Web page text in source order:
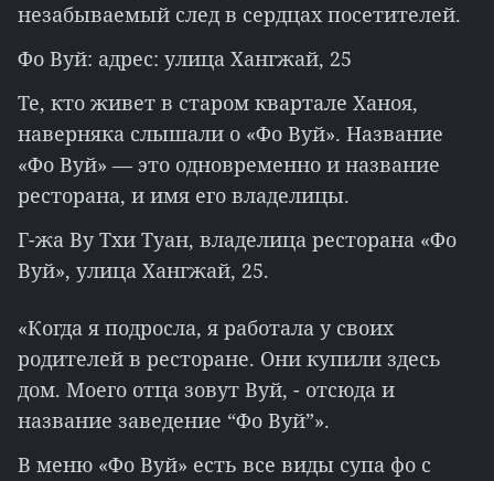
незабываемый след в сердцах посетителей.
Фо Вуй: адрес: улица Хангжай, 25
Те, кто живет в старом квартале Ханоя,
наверняка слышали о «Фо Вуй». Название
«Фо Вуй» — это одновременно и название
ресторана, и имя его владелицы.
Г-жа Ву Тхи Туан, владелица ресторана «Фо
Вуй», улица Хангжай, 25.
«Когда я подросла, я работала у своих
родителей в ресторане. Они купили здесь
дом. Моего отца зовут Вуй, - отсюда и
название заведение “Фо Вуй”».
В меню «Фо Вуй» есть все виды супа фо с